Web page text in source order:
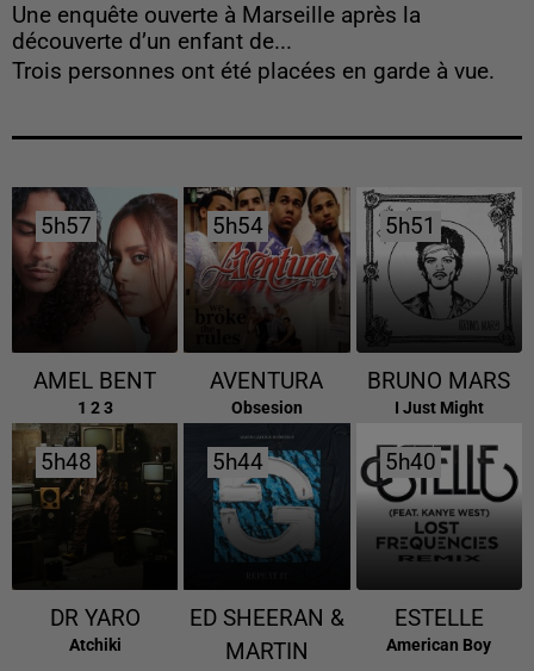
Une enquête ouverte à Marseille après la
découverte d’un enfant de...
Trois personnes ont été placées en garde à vue.
5h57
5h57
AMEL BENT
1 2 3
5h54
5h54
AVENTURA
Obsesion
5h51
5h51
BRUNO MARS
I Just Might
5h48
5h48
DR YARO
Atchiki
5h44
5h44
ED SHEERAN &
MARTIN
5h40
5h40
ESTELLE
American Boy